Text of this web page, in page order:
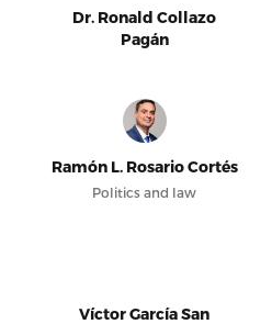
Dr. Ronald Collazo
Pagán
Ramón L. Rosario Cortés
Politics and law
Víctor García San